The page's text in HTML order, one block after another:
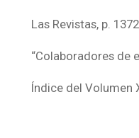
Las Revistas, p. 1372
“Colaboradores de
Índice del Volumen